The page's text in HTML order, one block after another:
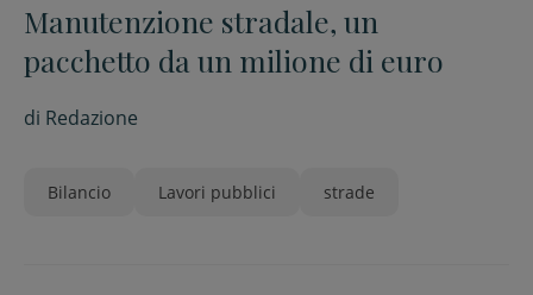
Manutenzione stradale, un
pacchetto da un milione di euro
di Redazione
Bilancio Lavori pubblici strade